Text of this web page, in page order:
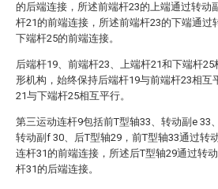
的后端连接，所述前端杆23的上端通过转动
杆21的前端连接，所述前端杆23的下端通过
下端杆25的前端连接。
后端杆19、前端杆23、上端杆21和下端杆25
形机构，始终保持后端杆19与前端杆23相互
21与下端杆25相互平行。
第三运动连杆9包括前T型轴33、转动副e 33
转动副f 30、后T型轴29，前T型轴33通过转
连杆31的前端连接，所述后T型轴29通过转
杆31的后端连接。